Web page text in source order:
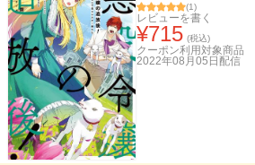
(1)
レビューを書く
¥715 (税込)
クーポン利用対象商品
2022年08月05日 配信